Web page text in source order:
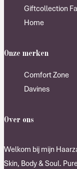
Giftcollection
Home
Onze merken
Comfort Zone
Davines
Over ons
Welkom bij mijn
Skin, Body & Soul.